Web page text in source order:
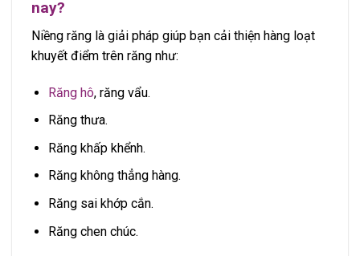
nay?
Niềng răng là giải pháp giúp bạn cải thiện hàng loạt
khuyết điểm trên răng như:
Răng hô, răng vẩu.
Răng thưa.
Răng khấp khểnh.
Răng không thẳng hàng.
Răng sai khớp cắn.
Răng chen chúc.